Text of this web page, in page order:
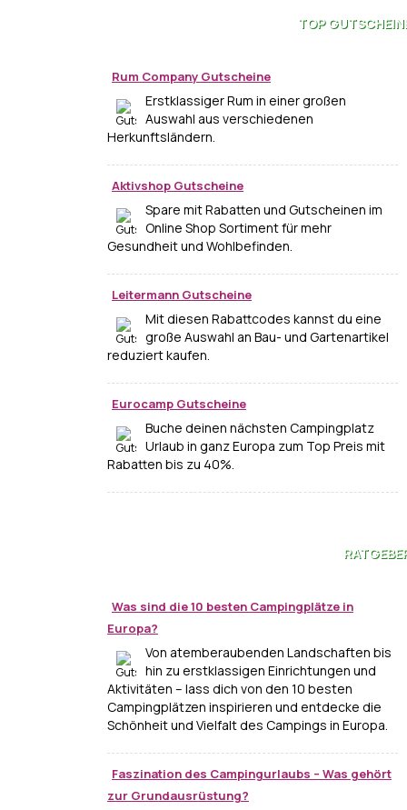
TOP
Rum Company Gutscheine
Erstklassiger Rum in einer großen
Auswahl aus verschiedenen
Herkunftsländern.
Aktivshop Gutscheine
Spare mit Rabatten und Gutscheinen im
Online Shop Sortiment für mehr
Gesundheit und Wohlbefinden.
Leitermann Gutscheine
Mit diesen Rabattcodes kannst du eine
große Auswahl an Bau- und Gartenartikel
reduziert kaufen.
Eurocamp Gutscheine
Buche deinen nächsten Campingplatz
Urlaub in ganz Europa zum Top Preis mit
Rabatten bis zu 40%.
Was sind die 10 besten Campingplätze in
Europa?
Von atemberaubenden Landschaften bis
hin zu erstklassigen Einrichtungen und
Aktivitäten – lass dich von den 10 besten
Campingplätzen inspirieren und entdecke die
Schönheit und Vielfalt des Campings in Europa.
Faszination des Campingurlaubs – Was gehört
zur Grundausrüstung?